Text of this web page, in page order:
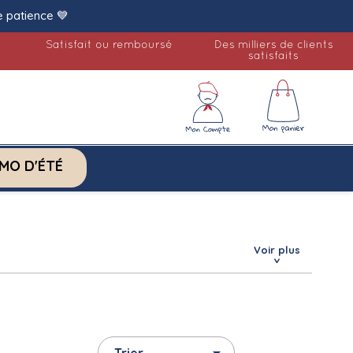
patience 💙
Satisfait ou remboursé
Des milliers de clients
satisfaits
D'ÉTÉ
Voir plus